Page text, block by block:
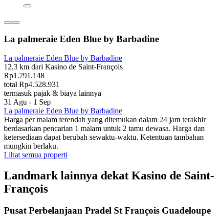
La palmeraie Eden Blue by Barbadine
La palmeraie Eden Blue by Barbadine
12,3 km dari Kasino de Saint-François
Rp1.791.148
total Rp4.528.931
termasuk pajak & biaya lainnya
31 Agu - 1 Sep
La palmeraie Eden Blue by Barbadine
Harga per malam terendah yang ditemukan dalam 24 jam terakhir
berdasarkan pencarian 1 malam untuk 2 tamu dewasa. Harga dan
ketersediaan dapat berubah sewaktu-waktu. Ketentuan tambahan
mungkin berlaku.
Lihat semua properti
Landmark lainnya dekat Kasino de Saint-
François
Pusat Perbelanjaan Pradel St François Guadeloupe